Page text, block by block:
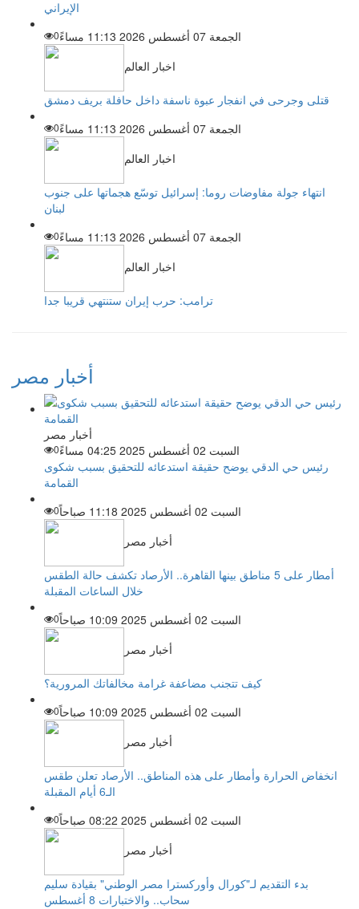
الإيراني
الجمعة 07 أغسطس 2026 11:13 مساءً
0
اخبار العالم
قتلى وجرحى في انفجار عبوة ناسفة داخل حافلة بريف دمشق
الجمعة 07 أغسطس 2026 11:13 مساءً
0
اخبار العالم
انتهاء جولة مفاوضات روما: إسرائيل توسّع هجماتها على جنوب
لبنان
الجمعة 07 أغسطس 2026 11:13 مساءً
0
اخبار العالم
ترامب: حرب إيران ستنتهي قريبا جدا
أخبار مصر
أخبار مصر
السبت 02 أغسطس 2025 04:25 مساءً
0
رئيس حي الدقي يوضح حقيقة استدعائه للتحقيق بسبب شكوى
القمامة
السبت 02 أغسطس 2025 11:18 صباحاً
0
أخبار مصر
أمطار على 5 مناطق بينها القاهرة.. الأرصاد تكشف حالة الطقس
خلال الساعات المقبلة
السبت 02 أغسطس 2025 10:09 صباحاً
0
أخبار مصر
كيف تتجنب مضاعفة غرامة مخالفاتك المرورية؟
السبت 02 أغسطس 2025 10:09 صباحاً
0
أخبار مصر
انخفاض الحرارة وأمطار على هذه المناطق.. الأرصاد تعلن طقس
الـ6 أيام المقبلة
السبت 02 أغسطس 2025 08:22 صباحاً
0
أخبار مصر
بدء التقديم لـ"كورال وأوركسترا مصر الوطني" بقيادة سليم
سحاب.. والاختبارات 8 أغسطس